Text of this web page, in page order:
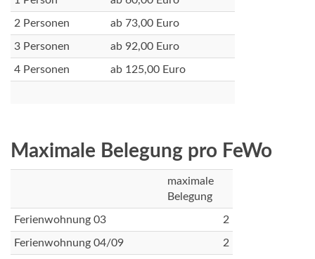
2 Personen ab 73,00 Euro
3 Personen ab 92,00 Euro
4 Personen ab 125,00 Euro
Maximale Belegung pro FeWo
maximale
Belegung
Ferienwohnung 03 2
Ferienwohnung 04/09 2